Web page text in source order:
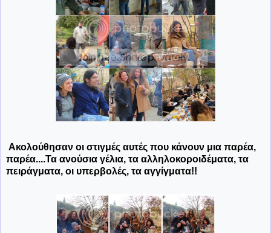
Ακολούθησαν οι στιγμές αυτές που κάνουν μια παρέα,
παρέα....Τα ανούσια γέλια, τα αλληλοκοροιδέματα, τα
πειράγματα, οι υπερβολές, τα αγγίγματα!!